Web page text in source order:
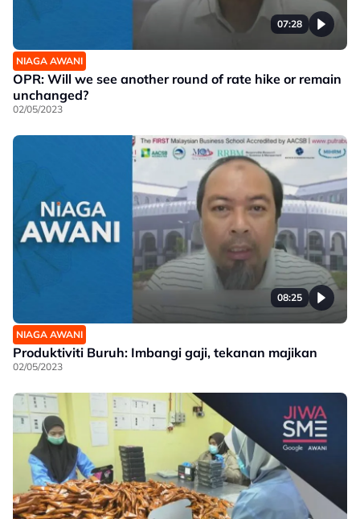
07:28
NIAGA AWANI
OPR: Will we see another round of rate hike or remain
unchanged?
02/05/2023
08:25
NIAGA AWANI
Produktiviti Buruh: Imbangi gaji, tekanan majikan
02/05/2023